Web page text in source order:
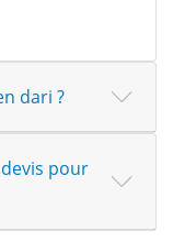
dari ?
pour